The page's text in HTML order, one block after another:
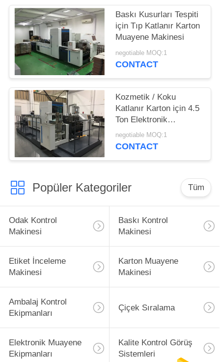
PRIVACY
POLICY
Baskı Kusurları Tespiti
için Tıp Katlanır Karton
Muayene Makinesi
negotiable MOQ:1
CONTACT
Kozmetik / Koku
Katlanır Karton için 4.5
Ton Elektronik
Muayene Ekipmanı
negotiable MOQ:1
CONTACT
Popüler Kategoriler Tüm
Odak Kontrol
Makinesi
Baskı Kontrol
Makinesi
Etiket İnceleme
Makinesi
Karton Muayene
Makinesi
Ambalaj Kontrol
Ekipmanları
Çiçek Sıralama
Elektronik Muayene
Ekipmanları
Kalite Kontrol Görüş
Sistemleri